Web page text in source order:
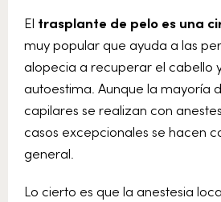
El trasplante de pelo es una
muy popular que ayuda a las
alopecia a recuperar el cabello
autoestima. Aunque la mayoría
capilares se realizan con
casos excepcionales se hacen
general.
Lo cierto es que la anestesia